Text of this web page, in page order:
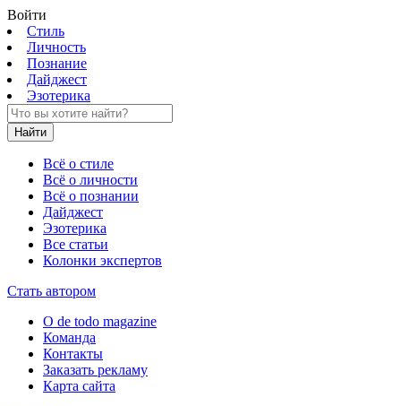
Войти
Стиль
Личность
Познание
Дайджест
Эзотерика
Найти
Всё о стиле
Всё о личности
Всё о познании
Дайджест
Эзотерика
Все статьи
Колонки экспертов
Стать автором
О de todo magazine
Команда
Контакты
Заказать рекламу
Карта сайта